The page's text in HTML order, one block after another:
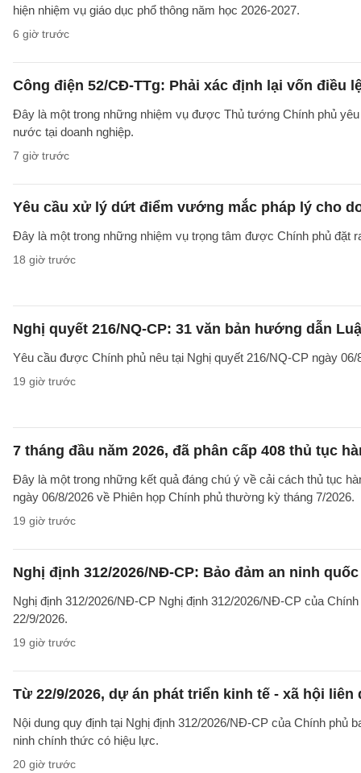
hiện nhiệm vụ giáo dục phổ thông năm học 2026-2027.
6 giờ trước
Công điện 52/CĐ-TTg: Phải xác định lại vốn điều
Đây là một trong những nhiệm vụ được Thủ tướng Chính phủ
nước tại doanh nghiệp.
7 giờ trước
Yêu cầu xử lý dứt điểm vướng mắc pháp lý cho
Đây là một trong những nhiệm vụ trọng tâm được Chính phủ đặt
18 giờ trước
Nghị quyết 216/NQ-CP: 31 văn bản hướng dẫn
Yêu cầu được Chính phủ nêu tại Nghị quyết 216/NQ-CP ngày
19 giờ trước
7 tháng đầu năm 2026, đã phân cấp 408 thủ tục
Đây là một trong những kết quả đáng chú ý về cải cách thủ tục
ngày 06/8/2026 về Phiên họp Chính phủ thường kỳ tháng 7/2026.
19 giờ trước
Nghị định 312/2026/NĐ-CP: Bảo đảm an ninh
Nghị định 312/2026/NĐ-CP Nghị định 312/2026/NĐ-CP của
22/9/2026.
19 giờ trước
Từ 22/9/2026, dự án phát triển kinh tế - xã hội
Nội dung quy định tại Nghị định 312/2026/NĐ-CP của Chính phủ
ninh chính thức có hiệu lực.
20 giờ trước